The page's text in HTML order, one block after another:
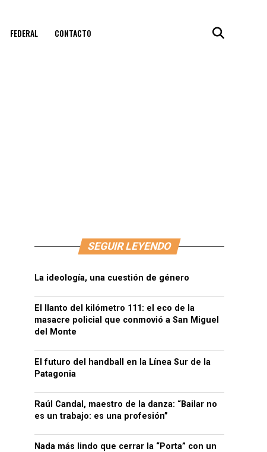
FEDERAL CONTACTO
SEGUIR LEYENDO
La ideología, una cuestión de género
El llanto del kilómetro 111: el eco de la
masacre policial que conmovió a San Miguel
del Monte
El futuro del handball en la Línea Sur de la
Patagonia
Raúl Candal, maestro de la danza: “Bailar no
es un trabajo: es una profesión”
Nada más lindo que cerrar la “Porta” con un